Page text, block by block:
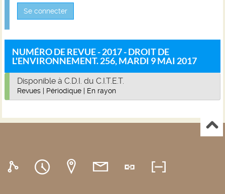
Se connecter
NUMÉRO DE REVUE - 2017 - DROIT DE
L'ENVIRONNEMENT. 256, MARDI 9 MAI 2017
Disponible à C.D.I. du C.I.T.E.T.
Revues | Périodique | En rayon